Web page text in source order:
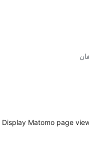
Display Matomo page